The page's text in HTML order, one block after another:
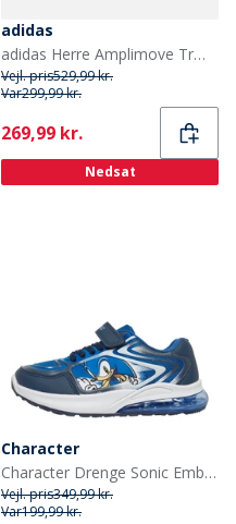
adidas
adidas Herre Amplimove Træningssko Night Cargo/Footwear White/Night Cargo
Vejl. pris529,99 kr.
Var299,99 kr.
Current
269,99 kr.
Nedsat
Character
Character Drenge Sonic Emboss Lights Sneakers Blå/Multi
Vejl. pris349,99 kr.
Var199,99 kr.